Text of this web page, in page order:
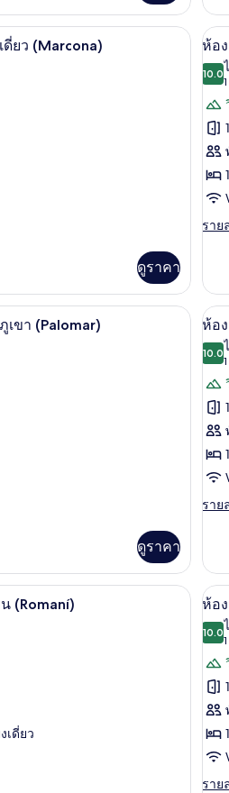
เกี่ยว
กับ
ห้อง
คอ
ดับเ
ห้องเบสิกดับเบิลสำหรับพักเดี่ยว
ยว (Marcona)
ดูราคา
เปิด
ภา
ทั้ง
ของ
ห้อง
ค
ดับ
9
ห้อ
10.0
ราย
ราย
เกี่ยว
กับ
ห้อง
คอ
ดับเ
ห้องสแตนดาร์ดดับเบิล, วิวภูเขา
เขา (Palomar)
ดูราคา
เปิด
ภา
ทั้ง
ของ
ห้อง
ค
ดับ
2
ห้อ
10.0
ราย
ราย
เกี่ยว
กับ
ห้อง
คอ
ดับเ
ผ้าม่านกันแสง, ห้องเก็บเสียง, Wi-Fi ฟรี
(Romaní)
เดี่ยว
เปิด
ภา
ทั้ง
ของ
ห้อง
ค
สำ
สี่
6
ห้อ
10.0
ราย
ราย